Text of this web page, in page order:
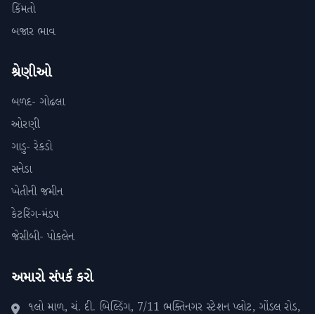
કિંમતો
બજાર ભાવ
શ્રેણીઓ
બળદ- ગોઢલા
ઓરણી
ગાડુ- રેકડો
સનેડા
ખેતીની જમીન
કેટરિંગ-મંડપ
જેસીબી- પોકલેન
અમારો સંપર્ક કરો
૧લો માળ, ચં. દી. બિલ્ડિંગ, 7/11 ભક્તિનગર સ્ટેશન પ્લોટ, ગોંડલ રોડ,